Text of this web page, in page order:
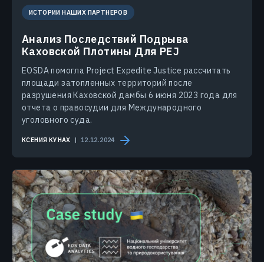
ИСТОРИИ НАШИХ ПАРТНЕРОВ
Анализ Последствий Подрыва
Каховской Плотины Для PEJ
EOSDA помогла Project Expedite Justice рассчитать
площади затопленных территорий после
разрушения Каховской дамбы 6 июня 2023 года для
отчета о правосудии для Международного
уголовного суда.
КСЕНИЯ КУНАХ 12.12.2024